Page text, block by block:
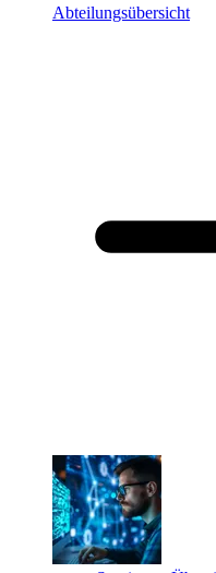
Abteilungsübersicht